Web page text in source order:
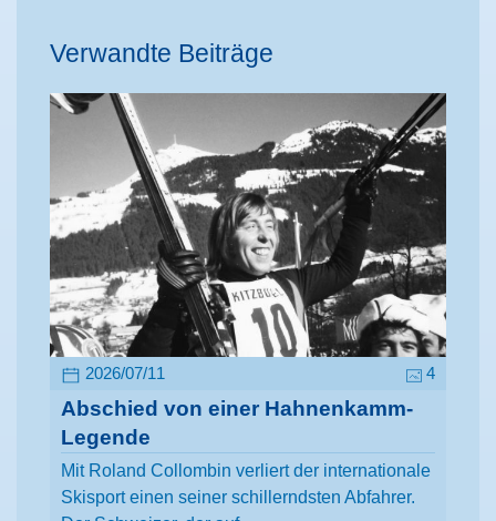
Verwandte Beiträge
2026/07/11 4
Abschied von einer Hahnenkamm-
Legende
Mit Roland Collombin verliert der internationale
Skisport einen seiner schillerndsten Abfahrer.